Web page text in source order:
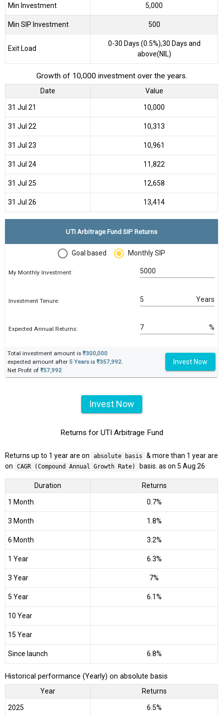
Min Investment 5,000
Min SIP Investment 500
Exit Load
0-30 Days (0.5%),30 Days and
above(NIL)
Growth of 10,000 investment over the years.
Date Value
31 Jul 21 ₹10,000
31 Jul 22 ₹10,313
31 Jul 23 ₹10,961
31 Jul 24 ₹11,822
31 Jul 25 ₹12,658
31 Jul 26 ₹13,414
UTI Arbitrage Fund SIP Returns
Goal based Monthly SIP
My Monthly Investment:
Investment Tenure: Years
Expected Annual Returns: %
Total investment amount is ₹300,000
expected amount after 5 Years is ₹357,992.
Net Profit of ₹57,992
Invest Now
Invest Now
Returns for UTI Arbitrage Fund
Returns up to 1 year are on absolute basis
& more than 1 year are
on
CAGR (Compound Annual Growth Rate) basis. as on 5 Aug 26
Duration Returns
1 Month 0.7%
3 Month 1.8%
6 Month 3.2%
1 Year 6.3%
3 Year 7%
5 Year 6.1%
10 Year
15 Year
Since launch 6.8%
Historical performance (Yearly) on absolute basis
Year Returns
2025 6.5%